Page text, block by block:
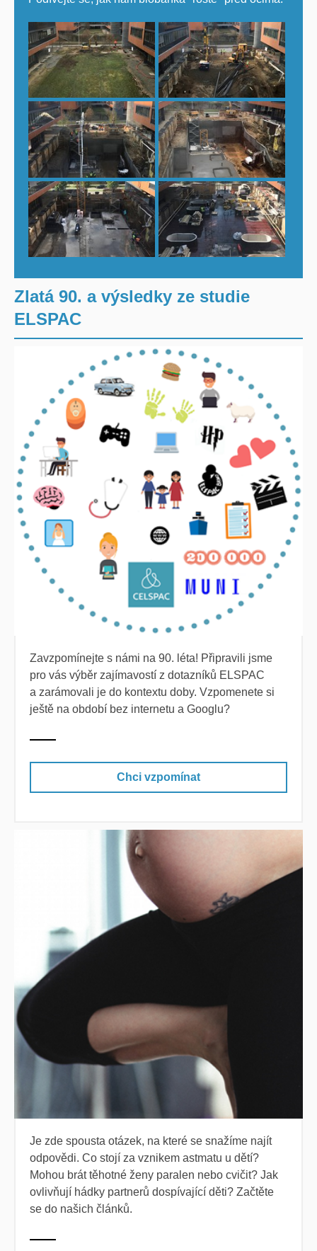
Zlatá 90. a výsledky ze studie
ELSPAC
Zavzpomínejte s námi na 90. léta! Připravili jsme
pro vás výběr zajímavostí z dotazníků ELSPAC
a zarámovali je do kontextu doby. Vzpomenete si
ještě na období bez internetu a Googlu?
Chci vzpomínat
Je zde spousta otázek, na které se snažíme najít
odpovědi. Co stojí za vznikem astmatu u dětí?
Mohou brát těhotné ženy paralen nebo cvičit? Jak
ovlivňují hádky partnerů dospívající děti? Začtěte
se do našich článků.